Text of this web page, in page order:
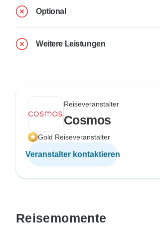
Optional
Weitere Leistungen
Reiseveranstalter
Cosmos
Gold Reiseveranstalter
Veranstalter kontaktieren
Reisemomente